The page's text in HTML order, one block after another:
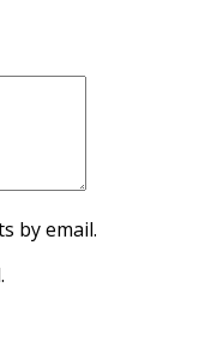
by email.